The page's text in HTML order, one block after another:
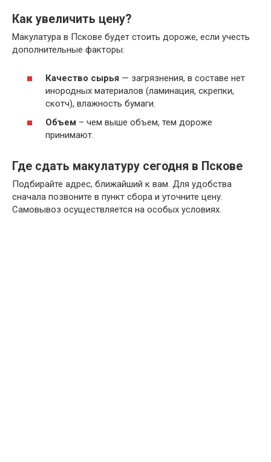
Как увеличить цену?
Макулатура в Пскове будет стоить дороже, если учесть
дополнительные факторы:
Качество сырья — загрязнения, в составе нет
инородных материалов (ламинация, скрепки,
скотч), влажность бумаги.
Объем – чем выше объем, тем дороже
принимают.
Где сдать макулатуру сегодня в Пскове
Подбирайте адрес, ближайший к вам. Для удобства
сначала позвоните в пункт сбора и уточните цену.
Самовывоз осуществляется на особых условиях.